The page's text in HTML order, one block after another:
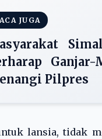
JUGA
Ganjar-
Pilpres
lansia, tidak